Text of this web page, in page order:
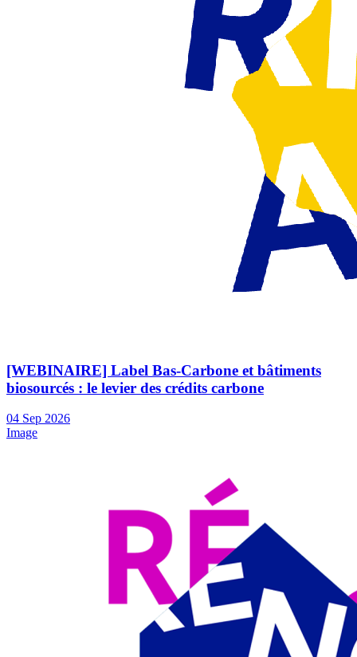
[WEBINAIRE] Label Bas-Carbone et bâtiments
biosourcés : le levier des crédits carbone
04 Sep 2026
Image